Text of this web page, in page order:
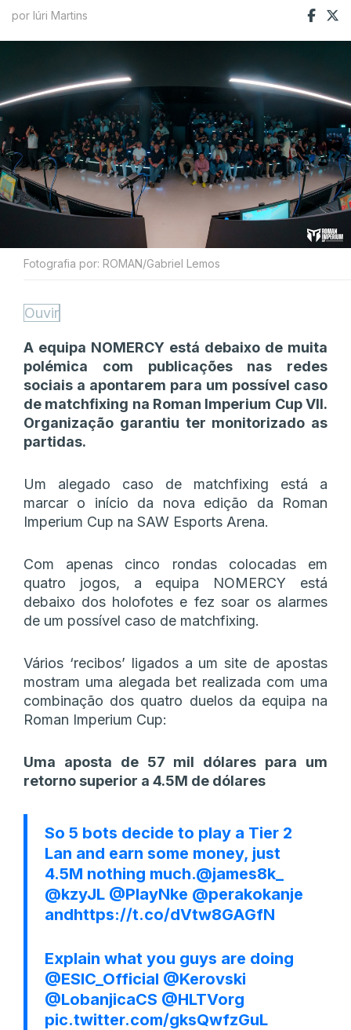
por Iúri Martins
Fotografia por: ROMAN/Gabriel Lemos
Ouvir
A equipa NOMERCY está debaixo de muita
polémica com publicações nas redes
sociais a apontarem para um possível caso
de matchfixing na Roman Imperium Cup VII.
Organização garantiu ter monitorizado as
partidas.
Um alegado caso de matchfixing está a
marcar o início da nova edição da Roman
Imperium Cup na SAW Esports Arena.
Com apenas cinco rondas colocadas em
quatro jogos, a equipa NOMERCY está
debaixo dos holofotes e fez soar os alarmes
de um possível caso de matchfixing.
Vários ‘recibos’ ligados a um site de apostas
mostram uma alegada bet realizada com uma
combinação dos quatro duelos da equipa na
Roman Imperium Cup:
Uma aposta de 57 mil dólares para um
retorno superior a 4.5M de dólares
So 5 bots decide to play a Tier 2
Lan and earn some money, just
4.5M nothing much.@james8k_
@kzyJL @PlayNke @perakokanje
andhttps://t.co/dVtw8GAGfN
Explain what you guys are doing
@ESIC_Official @Kerovski
@LobanjicaCS @HLTVorg
pic.twitter.com/gksQwfzGuL